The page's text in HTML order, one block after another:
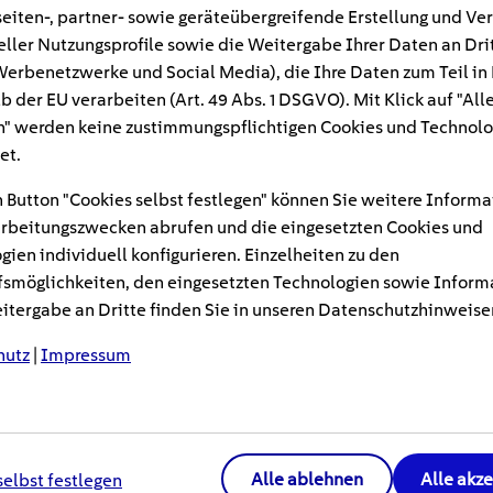
oder sommerliche Hitze: Ein Haus auf
kann viel Energie kosten. Mit einer
sparen bares Geld. Zum Einsatz können
zum Beispiel Mineralwolle , Holzfasern
über Maßnahmen, gängige
hat viele Vorteile: Schutz vor Kälte im Winter und
oder weniger Lärm. Doch welche Dämmstoffe sind
doch lieber Hanf? Die Frage lässt sich gar nicht
ist, hängt von mehreren Faktoren ab.
, partner- sowie geräteübergreifende Erstellung und
Nutzungsprofile sowie die Weitergabe Ihrer Daten an
und Social Media), die Ihre Daten zum Teil in
der EU verarbeiten (Art. 49 Abs. 1 DSGVO). Mit Klick auf
werden keine zustimmungspflichtigen Cookies und
Button "Cookies selbst festlegen" können Sie weitere
abrufen und die eingesetzten Cookies und
individuell konfigurieren. Einzelheiten zu den
den eingesetzten Technologien sowie
an Dritte finden Sie in unseren
| Impressum
festlegen Alle ablehnen Alle